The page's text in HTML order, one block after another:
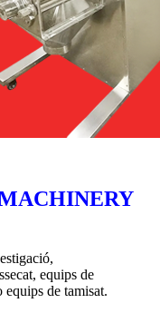
equips de
de tamisat.